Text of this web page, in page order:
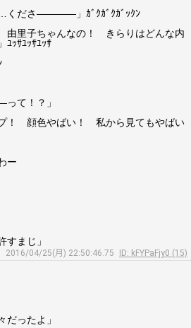
くださ――――」ｶﾞｸｶﾞｸｶﾞｯｸﾝ
由里子ちゃんなの！ きらりはどんな内
ﾕｯｻﾕｯｻﾕｯｻ
て！？」
！ 顔色やばい！ 私から見てもやばい
ー
じ」
2016/04/25(月) 22:50:46.75
ID: kFYPaFjy0 (15)
ったよ」